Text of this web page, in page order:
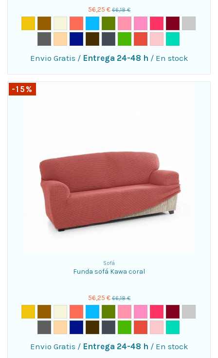
56,25 € 66,18 €
Envio Gratis / Entrega 24-48 h / En stock
-15%
Sofá
Funda sofá Kawa coral
56,25 € 66,18 €
Envio Gratis / Entrega 24-48 h / En stock